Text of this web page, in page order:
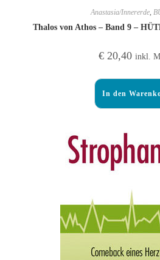
Anastasia/Innererde
Thalos von Athos – Band 9 –
€20,40 inkl.
In den